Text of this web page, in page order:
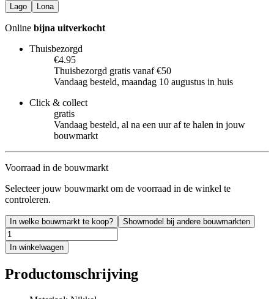
Lago Lona
Online bijna uitverkocht
Thuisbezorgd
€4.95
Thuisbezorgd gratis vanaf €50
Vandaag besteld, maandag 10 augustus in huis
Click & collect
gratis
Vandaag besteld, al na een uur af te halen in jouw
bouwmarkt
Voorraad in de bouwmarkt
Selecteer jouw bouwmarkt om de voorraad in de winkel te
controleren.
In welke bouwmarkt te koop? Showmodel bij andere bouwmarkten
In winkelwagen
Productomschrijving